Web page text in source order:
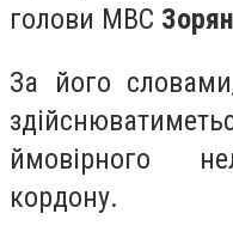
голови МВС
За його
ймовірного
кордону.